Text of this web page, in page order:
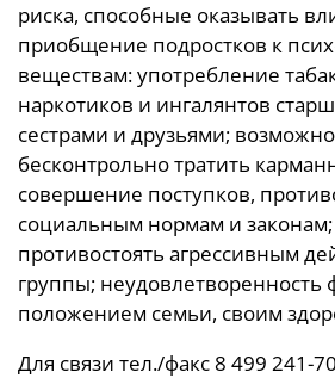
риска, способные оказывать
приобщение подростков к
веществам: употребление
наркотиков и ингалянтов
сестрами и друзьями;
бесконтрольно тратить
совершение поступков,
социальным нормам и
противостоять агрессивным
группы;
положением семьи, своим
Для связи тел./факс 8 499 241-